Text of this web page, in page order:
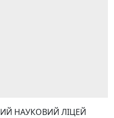
НАУКОВИЙ ЛІЦЕЙ